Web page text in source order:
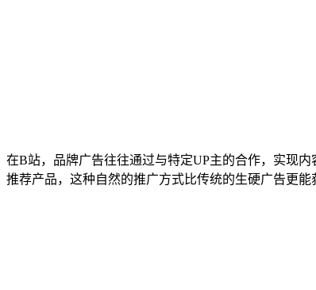
在B站，品牌广告往往通过与特定UP主的合作，实现
推荐产品，这种自然的推广方式比传统的生硬广告更能